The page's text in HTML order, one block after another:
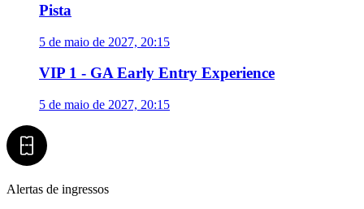
Pista
5 de maio de 2027, 20:15
VIP 1 - GA Early Entry Experience
5 de maio de 2027, 20:15
Alertas de ingressos